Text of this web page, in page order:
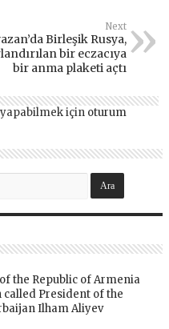
Next
Birleşik Rusya,
bir eczacıya
bir anma plaketi açtı
için oturum
the Republic of Armenia
called President of the
Ilham Aliyev